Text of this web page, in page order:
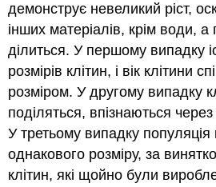
демонструє невеликий ріст,
інших матеріалів, крім води, а
ділиться. У першому випадку
розмірів клітин, і вік клітини
розміром. У другому випадку
поділяться, впізнаються через
У третьому випадку популяція
однакового розміру, за
клітин, які щойно були